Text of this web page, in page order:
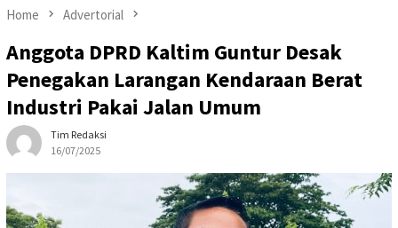
Home Advertorial
Anggota DPRD Kaltim Guntur Desak
Penegakan Larangan Kendaraan Berat
Industri Pakai Jalan Umum
Tim Redaksi
16/07/2025